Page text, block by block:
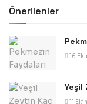
Önerilenler
16
Yeşil
11